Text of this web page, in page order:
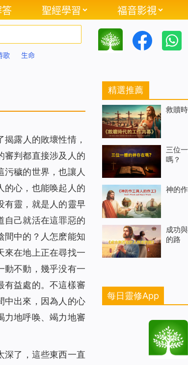
聖經學習 福音影視
歌 生命
露人的敗壞性情，
審判都直接涉及人的
穢的世界，也讓人
的心，也能唤起人的
有靈，就是人的靈早
自己就活在這罪惡的
間中的？人怎麽能知
來在地上正在尋找一
動不動，幾乎没有一
有益處的。不這樣審
中出來，因為人的心
力地呼唤、竭力地審
深了，這些東西一直
精選推薦
救贖
三位
嗎？
神的
成功
的路
每日靈修App